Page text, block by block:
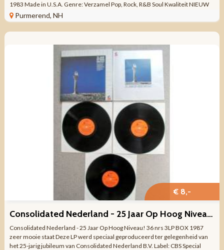
1983 Made in U.S.A. Genre: Verzamel Pop, Rock, R&B Soul Kwaliteit NIEUW
GESEALD ...
Purmerend, NH
€ 8,-
Consolidated Nederland - 25 Jaar Op Hoog Niveau! 36 nrs 3LPs
Consolidated Nederland - 25 Jaar Op Hoog Niveau! 36 nrs 3LP BOX 1987
zeer mooie staat Deze LP werd speciaal geproduceerd ter gelegenheid van
het 25-jarig jubileum van Consolidated Nederland B.V. Label: CBS Special